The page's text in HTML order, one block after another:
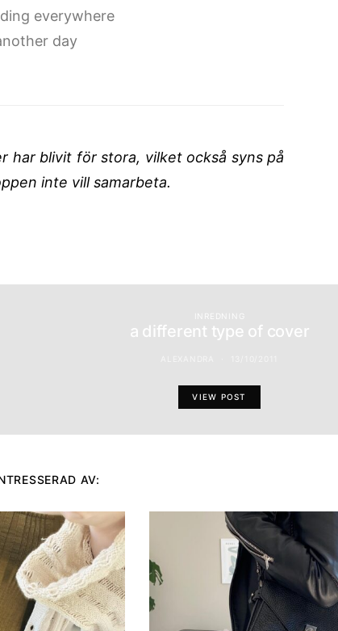
everywhere
day
har blivit för stora, vilket också syns på
inte vill samarbeta.
INREDNING
a different type of cover
VIEW POST
AV: